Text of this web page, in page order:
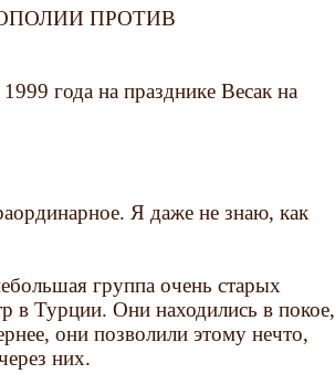
ПРОТИВ
года на празднике Весак на
Я даже не знаю, как
группа очень старых
в Турции. Они находились в покое,
они позволили этому нечто,
них.